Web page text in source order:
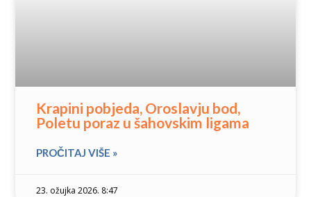
Krapini pobjeda, Oroslavju bod,
Poletu poraz u šahovskim ligama
PROČITAJ VIŠE »
23. ožujka 2026. 8:47